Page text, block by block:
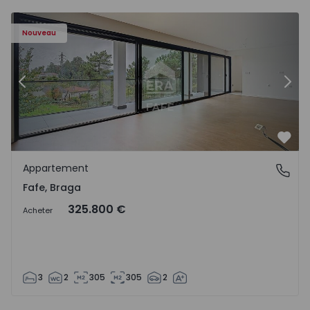
Nouveau
Précédent
Fafe, Braga
Appartement
Fafe, Braga
Acheter 325.800 €
3 2 305 305 2